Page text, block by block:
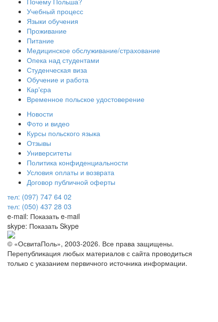
Учебный процесс
Языки обучения
Проживание
Питание
Медицинское обслуживание/страхование
Опека над студентами
Студенческая виза
Обучение и работа
Кар'єра
Временное польское удостоверение
Новости
Фото и видео
Курсы польского языка
Отзывы
Университеты
Политика конфиденциальности
Условия оплаты и возврата
Договор публичной оферты
тел: (097) 747 64 02
тел: (050) 437 28 03
e-mail: Показать e-mail
skype: Показать Skype
© «ОсвитаПоль», 2003-2026. Все права защищены.
Перепубликация любых материалов с сайта проводиться
только с указанием первичного источника информации.